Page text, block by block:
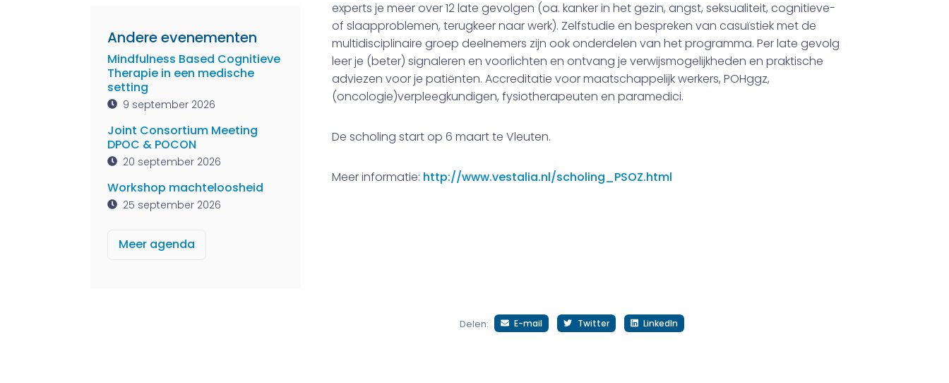
Andere evenementen
Mindfulness Based Cognitieve
Therapie in een medische
setting
9 september 2026
Joint Consortium Meeting
DPOC & POCON
20 september 2026
Workshop machteloosheid
25 september 2026
Meer agenda
experts je meer over 12 late gevolgen (oa. kanker in het gezin, angst, seksualiteit, cognitieve-
of slaapproblemen, terugkeer naar werk). Zelfstudie en bespreken van casuïstiek met de
multidisciplinaire groep deelnemers zijn ook onderdelen van het programma. Per late gevolg
leer je (beter) signaleren en voorlichten en ontvang je verwijsmogelijkheden en praktische
adviezen voor je patiënten. Accreditatie voor maatschappelijk werkers, POHggz,
(oncologie)verpleegkundigen, fysiotherapeuten en paramedici.
De scholing start op 6 maart te Vleuten.
Meer informatie: http://www.vestalia.nl/scholing_PSOZ.html
Delen: E-mail Twitter LinkedIn